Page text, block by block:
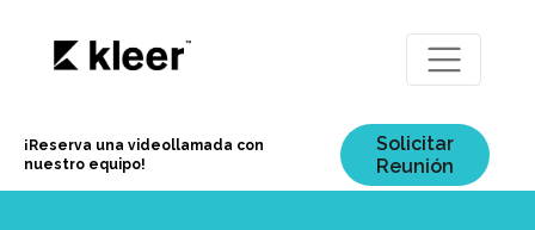
¡Reserva una videollamada con
nuestro equipo!
Solicitar
Reunión